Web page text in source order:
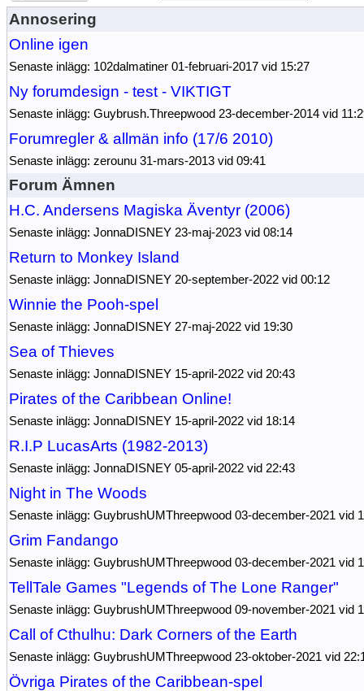
Annosering
Online igen
Senaste inlägg: 102dalmatiner 01-februari-2017 vid 15:27
Ny forumdesign - test - VIKTIGT
Senaste inlägg: Guybrush.Threepwood 23-december-2014 vid
Forumregler & allmän info (17/6 2010)
Senaste inlägg: zerounu 31-mars-2013 vid 09:41
Forum Ämnen
H.C. Andersens Magiska Äventyr (2006)
Senaste inlägg: JonnaDISNEY 23-maj-2023 vid 08:14
Return to Monkey Island
Senaste inlägg: JonnaDISNEY 20-september-2022 vid 00:12
Winnie the Pooh-spel
Senaste inlägg: JonnaDISNEY 27-maj-2022 vid 19:30
Sea of Thieves
Senaste inlägg: JonnaDISNEY 15-april-2022 vid 20:43
Pirates of the Caribbean Online!
Senaste inlägg: JonnaDISNEY 15-april-2022 vid 18:14
R.I.P LucasArts (1982-2013)
Senaste inlägg: JonnaDISNEY 05-april-2022 vid 22:43
Night in The Woods
Senaste inlägg: GuybrushUMThreepwood 03-december-2021 vid
Grim Fandango
Senaste inlägg: GuybrushUMThreepwood 03-december-2021 vid
TellTale Games "Legends of The Lone Ranger"
Senaste inlägg: GuybrushUMThreepwood 09-november-2021 vid
Call of Cthulhu: Dark Corners of the Earth
Senaste inlägg: GuybrushUMThreepwood 23-oktober-2021 vid
Övriga Pirates of the Caribbean-spel